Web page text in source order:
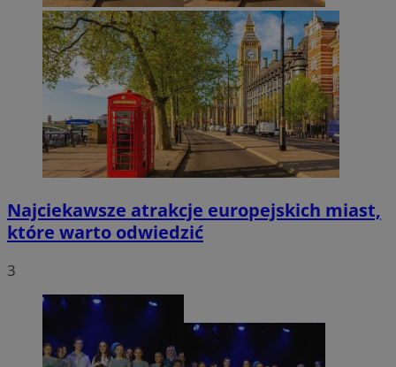
Najciekawsze atrakcje europejskich miast,
które warto odwiedzić
3